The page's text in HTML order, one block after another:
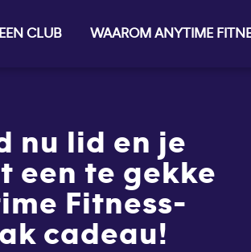
CLUB WAAROM ANYTIME
nu lid en je
een te gekke
Fitness-
cadeau!